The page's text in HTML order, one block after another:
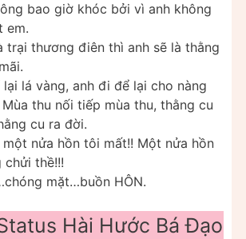
bao giờ khóc bởi vì anh không
em.
trại thương điên thì anh sẽ là thằng
lá vàng, anh đi để lại cho nàng
thu nối tiếp mùa thu, thằng cu
cu ra đời.
nửa hồn tôi mất!! Một nửa hồn
thề!!!
mặt…buồn HÔN.
Hài Hước Bá Đạo